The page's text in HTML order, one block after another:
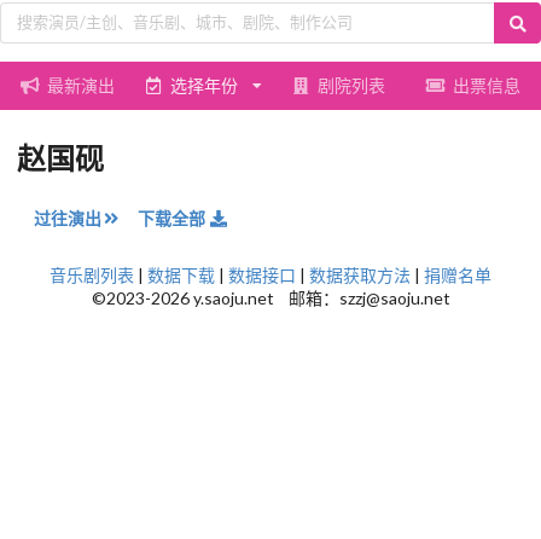
最新演出 选择年份 剧院列表 出票信息
赵国砚
过往演出 下载全部
音乐剧列表 | 数据下载 | 数据接口 | 数据获取方法 | 捐赠名单
©2023-2026 y.saoju.net 邮箱：szzj@saoju.net